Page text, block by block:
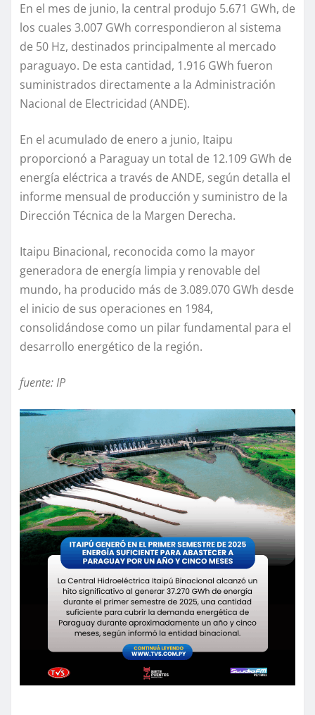
En el mes de junio, la central produjo 5.671 GWh, de
los cuales 3.007 GWh correspondieron al sistema
de 50 Hz, destinados principalmente al mercado
paraguayo. De esta cantidad, 1.916 GWh fueron
suministrados directamente a la Administración
Nacional de Electricidad (ANDE).
En el acumulado de enero a junio, Itaipu
proporcionó a Paraguay un total de 12.109 GWh de
energía eléctrica a través de ANDE, según detalla el
informe mensual de producción y suministro de la
Dirección Técnica de la Margen Derecha.
Itaipu Binacional, reconocida como la mayor
generadora de energía limpia y renovable del
mundo, ha producido más de 3.089.070 GWh desde
el inicio de sus operaciones en 1984,
consolidándose como un pilar fundamental para el
desarrollo energético de la región.
fuente: IP